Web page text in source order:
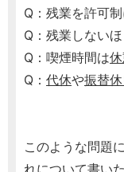
Q：残業を許可
Q：残業しないほ
Q：喫煙時間は
Q： 代休や振替休
このような問題